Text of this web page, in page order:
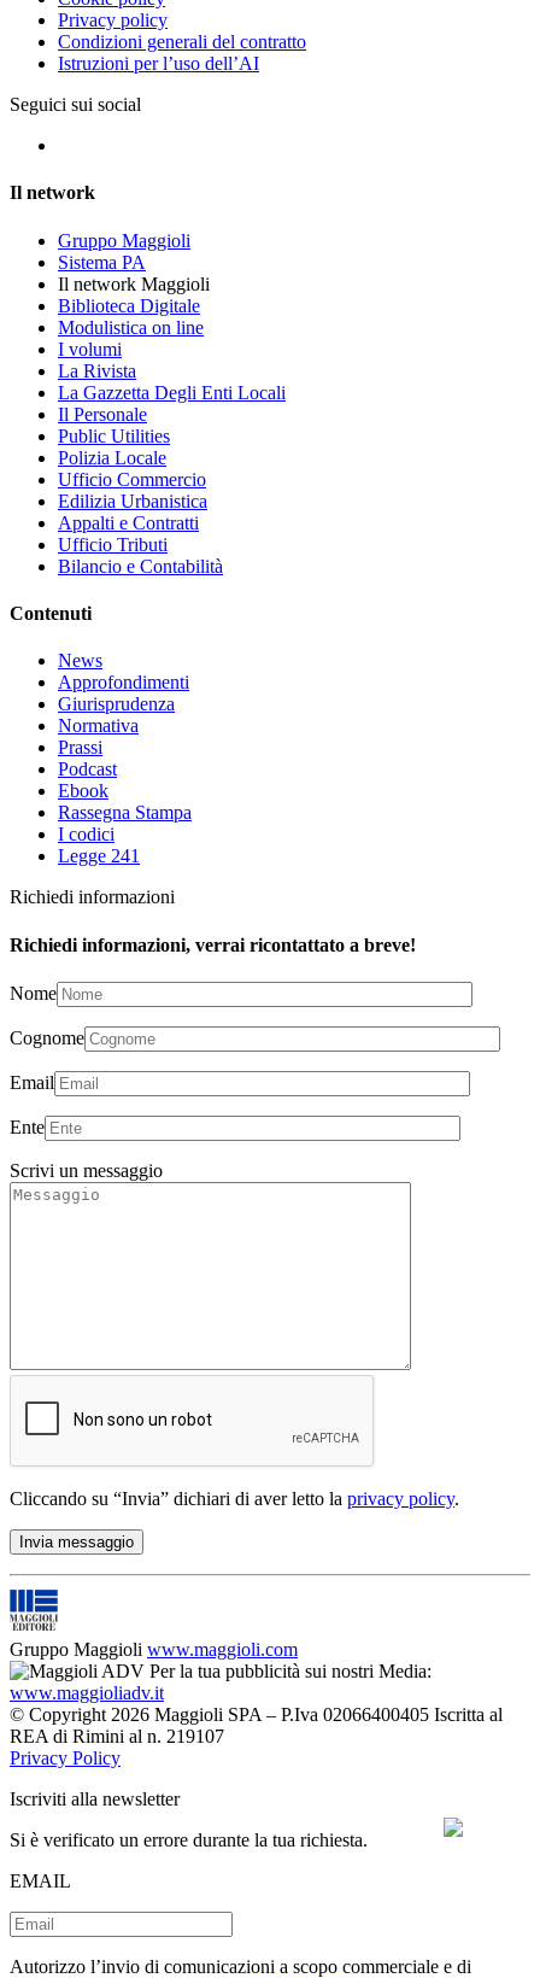
Privacy policy
Condizioni generali del contratto
Istruzioni per l’uso dell’AI
Seguici sui social
Il network
Gruppo Maggioli
Sistema PA
Il network Maggioli
Biblioteca Digitale
Modulistica on line
I volumi
La Rivista
La Gazzetta Degli Enti Locali
Il Personale
Public Utilities
Polizia Locale
Ufficio Commercio
Edilizia Urbanistica
Appalti e Contratti
Ufficio Tributi
Bilancio e Contabilità
Contenuti
News
Approfondimenti
Giurisprudenza
Normativa
Prassi
Podcast
Ebook
Rassegna Stampa
I codici
Legge 241
Richiedi informazioni
Richiedi informazioni, verrai ricontattato a breve!
Nome
Cognome
Email
Ente
Scrivi un messaggio
Cliccando su “Invia” dichiari di aver letto la privacy policy.
Gruppo Maggioli www.maggioli.com
Per la tua pubblicità sui nostri Media:
www.maggioliadv.it
© Copyright 2026 Maggioli SPA – P.Iva 02066400405 Iscritta al
REA di Rimini al n. 219107
Privacy Policy
Iscriviti alla newsletter
Si è verificato un errore durante la tua richiesta.
EMAIL
Autorizzo l’invio di comunicazioni a scopo commerciale e di